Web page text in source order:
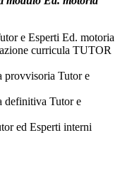
e Esperti Ed. motoria
curricula TUTOR
provvisoria Tutor e
definitiva Tutor e
ed Esperti interni